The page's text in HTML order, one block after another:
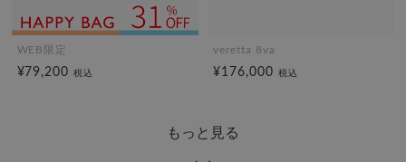
WEB限定
¥79,200税込
veretta 8va
¥176,000 税込
もっと見る